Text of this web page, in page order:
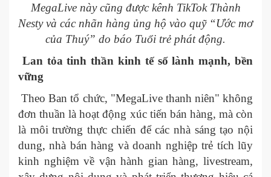
MegaLive này cũng được kênh TikTok Thành
Nesty và các nhãn hàng ủng hộ vào quỹ “Ước mơ
của Thuý” do báo Tuổi trẻ phát động.
Lan tỏa tinh thần kinh tế số lành mạnh, bền
vững
Theo Ban tổ chức, "MegaLive thanh niên" không
đơn thuần là hoạt động xúc tiến bán hàng, mà còn
là môi trường thực chiến để các nhà sáng tạo nội
dung, nhà bán hàng và doanh nghiệp trẻ tích lũy
kinh nghiệm về vận hành gian hàng, livestream,